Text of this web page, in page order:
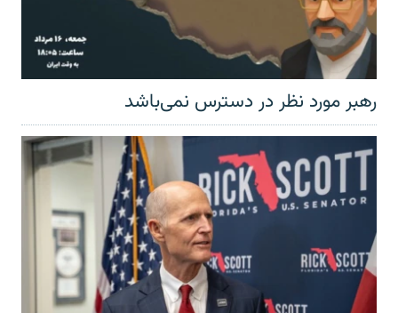
رهبر مورد نظر در دسترس نمی‌باشد